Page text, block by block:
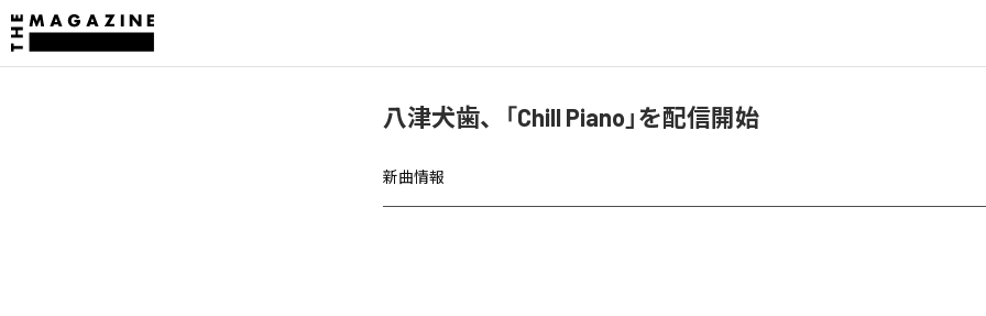
八津犬歯、「Chill Piano」を配信開始
新曲情報